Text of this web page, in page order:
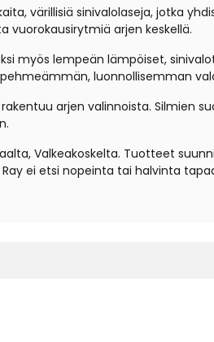
värillisiä sinivalolaseja, jotka
vuorokausirytmiä arjen keskellä.
myös lempeän lämpöiset,
luonnollisemman
arjen valinnoista. Silmien
Valkeakoskelta. Tuotteet
ei etsi nopeinta tai halvinta